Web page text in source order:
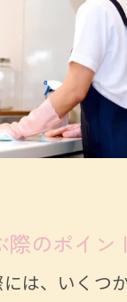
のポイン
は、いくつ